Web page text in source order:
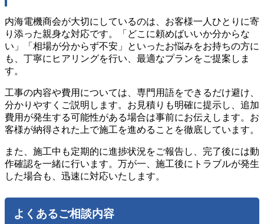
内海電機商会が大切にしているのは、お客様一人ひとりに寄
り添った親身な対応です。「どこに頼めばいいか分からな
い」「相場が分からず不安」といったお悩みをお持ちの方に
も、丁寧にヒアリングを行い、最適なプランをご提案しま
す。
工事の内容や費用については、専門用語をできるだけ避け、
分かりやすくご説明します。お見積りも明確に提示し、追加
費用が発生する可能性がある場合は事前にお伝えします。お
客様が納得された上で施工を進めることを徹底しています。
また、施工中も定期的に進捗状況をご報告し、完了後には動
作確認を一緒に行います。万が一、施工後にトラブルが発生
した場合も、迅速に対応いたします。
よくあるご相談内容